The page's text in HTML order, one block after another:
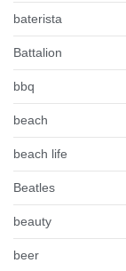
baterista
Battalion
bbq
beach
beach life
Beatles
beauty
beer